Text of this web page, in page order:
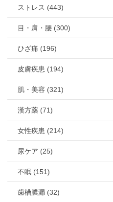
ストレス (443)
目・肩・腰 (300)
ひざ痛 (196)
皮膚疾患 (194)
肌・美容 (321)
漢方薬 (71)
女性疾患 (214)
尿ケア (25)
不眠 (151)
歯槽膿漏 (32)